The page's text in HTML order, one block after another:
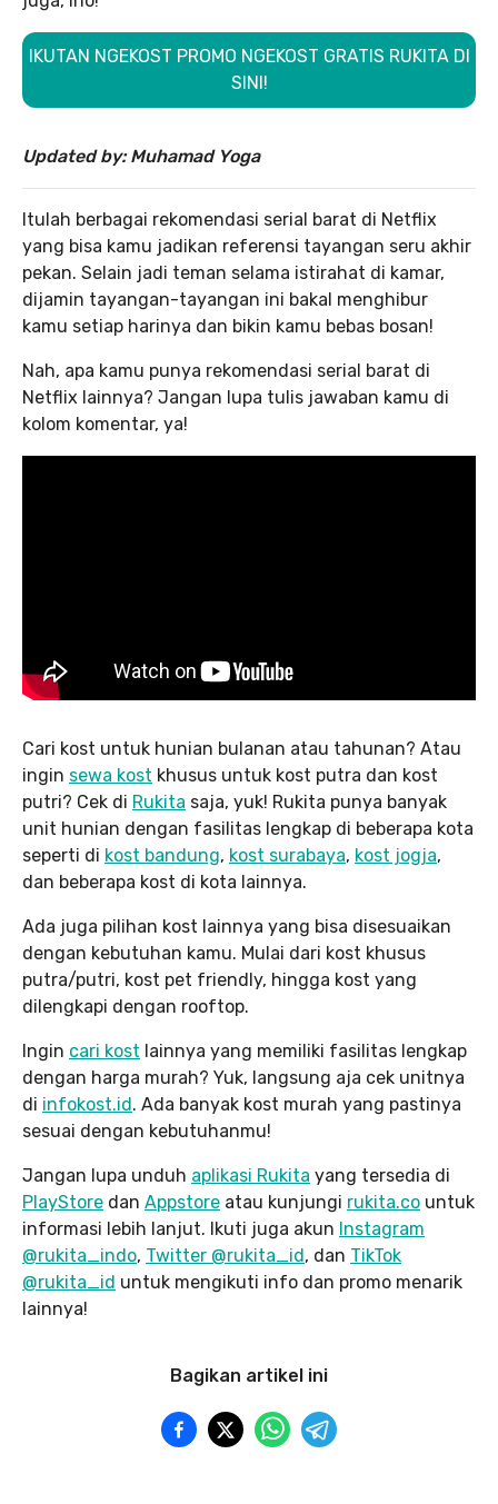
IKUTAN NGEKOST PROMO NGEKOST GRATIS RUKITA DI
SINI!
Updated by: Muhamad Yoga
Itulah berbagai rekomendasi serial barat di Netflix
yang bisa kamu jadikan referensi tayangan seru akhir
pekan. Selain jadi teman selama istirahat di kamar,
dijamin tayangan-tayangan ini bakal menghibur
kamu setiap harinya dan bikin kamu bebas bosan!
Nah, apa kamu punya rekomendasi serial barat di
Netflix lainnya? Jangan lupa tulis jawaban kamu di
kolom komentar, ya!
Cari kost untuk hunian bulanan atau tahunan? Atau
ingin sewa kost khusus untuk kost putra dan kost
putri? Cek di Rukita saja, yuk! Rukita punya banyak
unit hunian dengan fasilitas lengkap di beberapa kota
seperti di kost bandung, kost surabaya, kost jogja,
dan beberapa kost di kota lainnya.
Ada juga pilihan kost lainnya yang bisa disesuaikan
dengan kebutuhan kamu. Mulai dari kost khusus
putra/putri, kost pet friendly, hingga kost yang
dilengkapi dengan rooftop.
Ingin cari kost lainnya yang memiliki fasilitas lengkap
dengan harga murah? Yuk, langsung aja cek unitnya
di infokost.id. Ada banyak kost murah yang pastinya
sesuai dengan kebutuhanmu!
Jangan lupa unduh aplikasi Rukita yang tersedia di
PlayStore dan Appstore atau kunjungi rukita.co untuk
informasi lebih lanjut. Ikuti juga akun Instagram
@rukita_indo, Twitter @rukita_id, dan TikTok
@rukita_id untuk mengikuti info dan promo menarik
lainnya!
Bagikan artikel ini